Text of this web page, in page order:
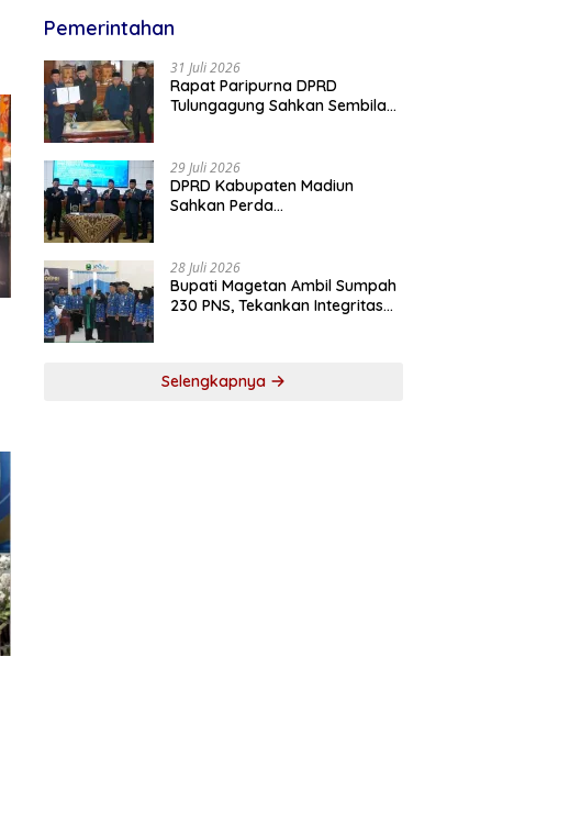
Pemerintahan
31 Juli 2026
Rapat Paripurna DPRD
Tulungagung Sahkan Sembilan
29 Juli 2026
DPRD Kabupaten Madiun
Sahkan Perda
Agenda Prioritas
28 Juli 2026
Bupati Magetan Ambil Sumpah
230 PNS, Tekankan Integritas
Selengkapnya